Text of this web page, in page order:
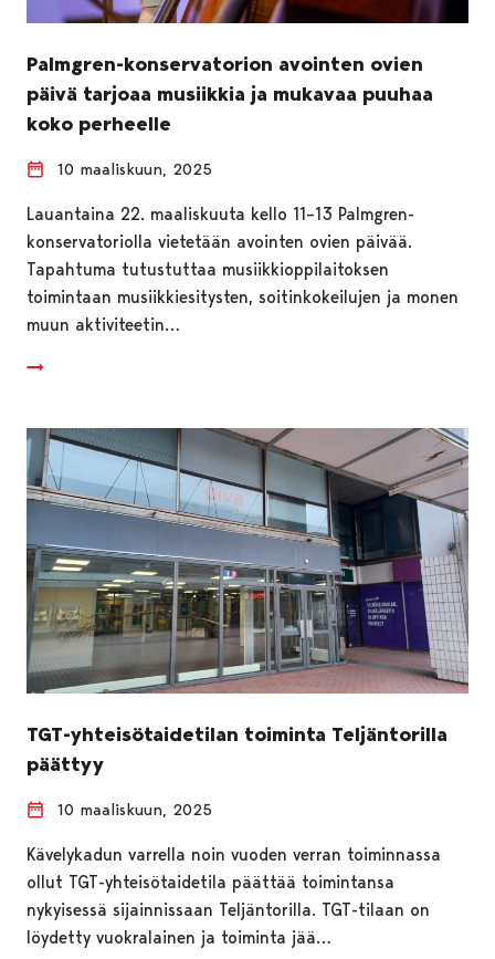
Palmgren-konservatorion avointen ovien
päivä tarjoaa musiikkia ja mukavaa puuhaa
koko perheelle
10 maaliskuun, 2025
Lauantaina 22. maaliskuuta kello 11–13 Palmgren-
konservatoriolla vietetään avointen ovien päivää.
Tapahtuma tutustuttaa musiikkioppilaitoksen
toimintaan musiikkiesitysten, soitinkokeilujen ja monen
muun aktiviteetin…
TGT-yhteisötaidetilan toiminta Teljäntorilla
päättyy
10 maaliskuun, 2025
Kävelykadun varrella noin vuoden verran toiminnassa
ollut TGT-yhteisötaidetila päättää toimintansa
nykyisessä sijainnissaan Teljäntorilla. TGT-tilaan on
löydetty vuokralainen ja toiminta jää…